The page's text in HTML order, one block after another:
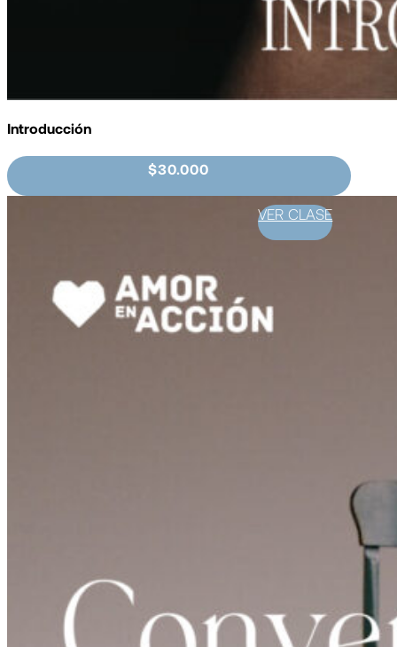
Introducción
$30.000
VER CLASE